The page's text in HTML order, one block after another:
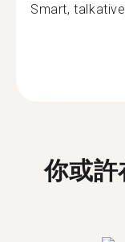
Smart,
你或許